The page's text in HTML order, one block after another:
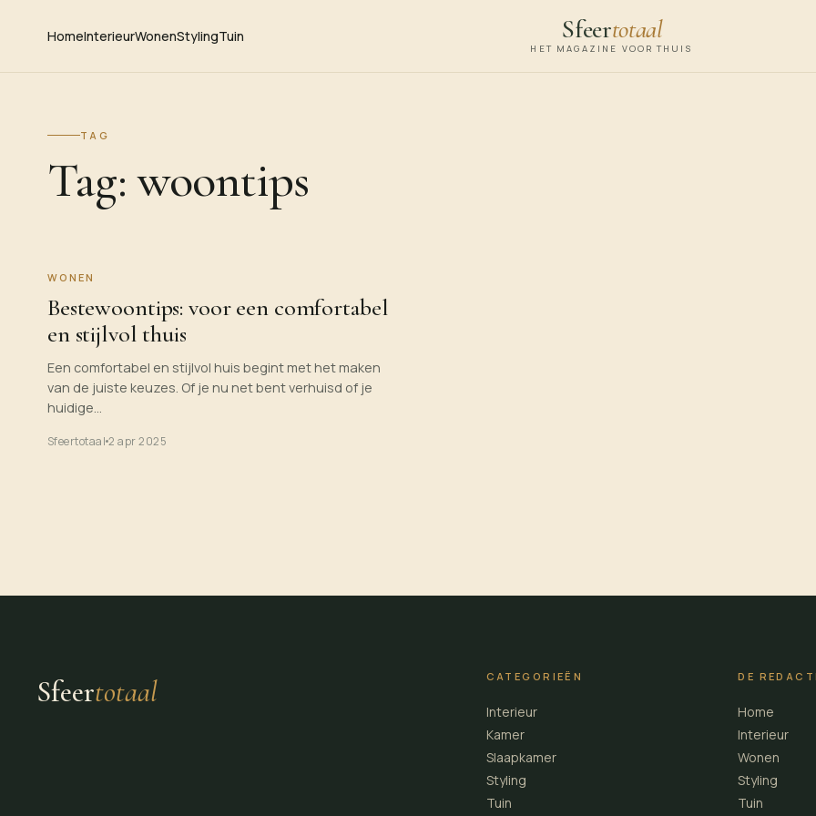
HomeInterieurWonenStylingTuin Sfeertotaal
HET MAGAZINE VOOR THUIS
TAG
Tag:woontips
WONEN
Bestewoontips: voor een comfortabel
en stijlvol thuis
Een comfortabel en stijlvol huis begint met het maken
van de juiste keuzes. Of je nu net bent verhuisd of je
huidige…
Sfeertotaal2 apr 2025
Sfeertotaal CATEGORIEËN
Interieur
Kamer
Slaapkamer
Styling
Tuin
DE
Home
Interieur
Wonen
Styling
Tuin